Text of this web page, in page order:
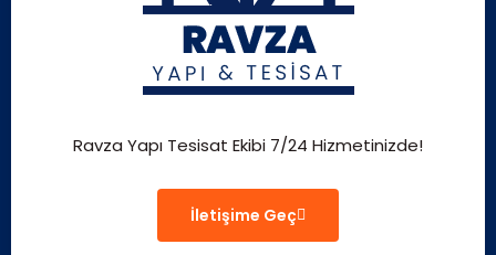
Ravza Yapı Tesisat Ekibi 7/24 Hizmetinizde!
İletişime Geç